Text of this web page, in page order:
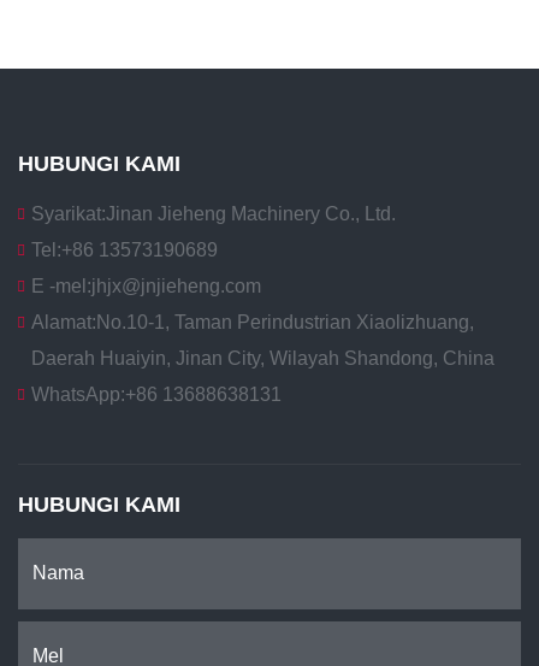
HUBUNGI KAMI
Syarikat:Jinan Jieheng Machinery Co., Ltd.
Tel:+86 13573190689
E -mel:jhjx@jnjieheng.com
Alamat:No.10-1, Taman Perindustrian Xiaolizhuang,
Daerah Huaiyin, Jinan City, Wilayah Shandong, China
WhatsApp:+86 13688638131
HUBUNGI KAMI